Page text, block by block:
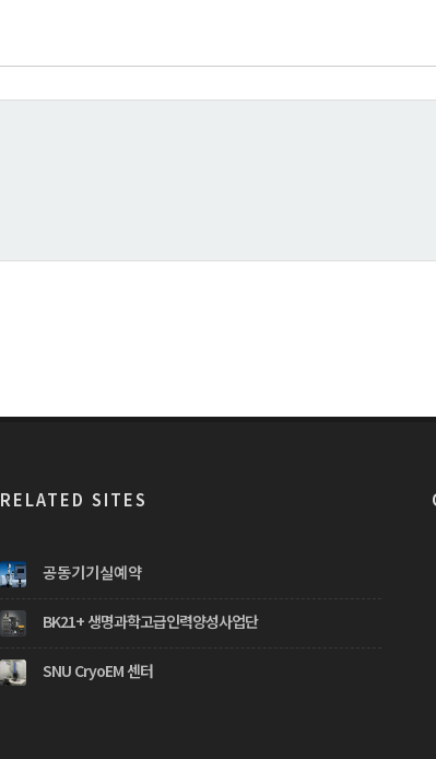
RELATED SITES
공동기기실예약
BK21+ 생명과학고급인력양성사업단
SNU CryoEM 센터